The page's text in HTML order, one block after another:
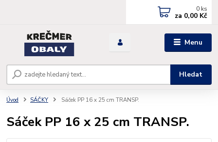
Menu
Hledat
0 ks
za 0,00 Kč
Úvod SÁČKY Sáček PP 16 x 25 cm TRANSP.
Sáček PP 16 x 25 cm TRANSP.